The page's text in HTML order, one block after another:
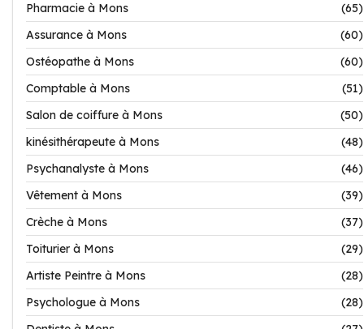
Pharmacie à Mons
(65)
Assurance à Mons
(60)
Ostéopathe à Mons
(60)
Comptable à Mons
(51)
Salon de coiffure à Mons
(50)
kinésithérapeute à Mons
(48)
Psychanalyste à Mons
(46)
Vêtement à Mons
(39)
Crèche à Mons
(37)
Toiturier à Mons
(29)
Artiste Peintre à Mons
(28)
Psychologue à Mons
(28)